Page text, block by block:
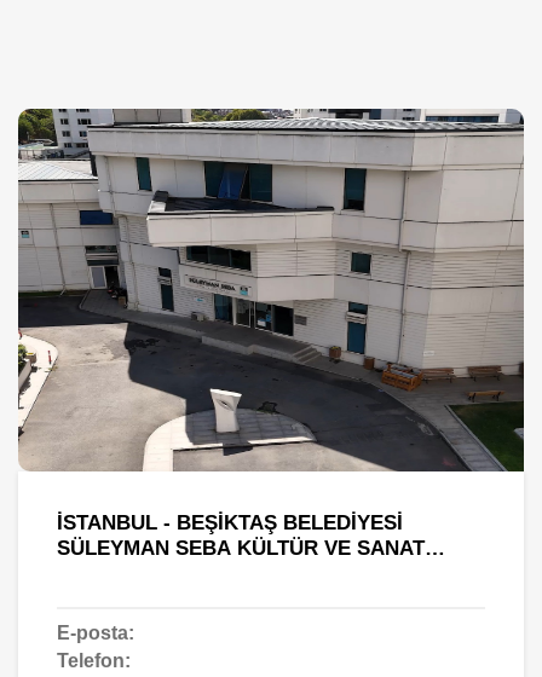
İSTANBUL - BEŞIKTAŞ BELEDIYESI
SÜLEYMAN SEBA KÜLTÜR VE SANAT
E-posta:
Telefon: